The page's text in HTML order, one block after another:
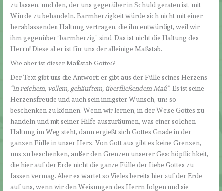
zu lassen, und den, der uns gegenüber in Schuld geraten ist, mit
Würde zu behandeln. Barmherzigkeit würde sich nicht mit einer
herablassenden Haltung vertragen, die ihn entwürdigt, weil wir
ihm gegenüber “barmherzig” sind. Das ist nicht die Haltung des
Herrn! Diese aber ist für uns der alleinige Maßstab.
Wie aber ist dieser Maßstab Gottes?
Der Text gibt uns die Antwort: er gibt aus der Fülle seines Herzens
“in reichem, vollem, gehäuftem, überfließendem Maß”. Es ist seine
Herzensfreude und auch sein innigster Wunsch, uns so
beschenken zu können. Wenn wir lernen, in der Weise Gottes zu
handeln und mit seiner Hilfe auszuräumen, was einer solchen
Haltung im Weg steht, dann ergießt sich Gottes Gnade in der
ganzen Fülle in unser Herz. Von Gott aus gibt es keine Grenzen,
uns zu beschenken, außer den Grenzen unserer Geschöpflichkeit,
die hier auf der Erde nicht die ganze Fülle der Liebe Gottes zu
fassen vermag. Aber es wartet so Vieles bereits hier auf der Erde
auf uns, wenn wir den Weisungen des Herrn folgen und sie